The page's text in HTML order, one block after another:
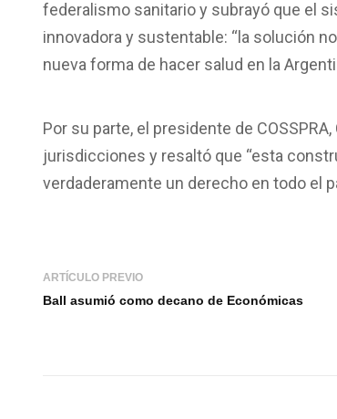
federalismo sanitario y subrayó que el
innovadora y sustentable: “la solución
nueva forma de hacer salud en la
Por su parte, el presidente de
jurisdicciones y resaltó que “esta
verdaderamente un derecho en todo el
ARTÍCULO PREVIO
Ball asumió como decano de Económicas